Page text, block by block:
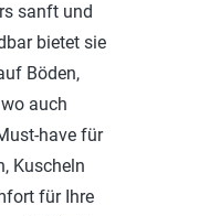
sanft und
bietet sie
Böden,
auch
have für
Kuscheln
für Ihre